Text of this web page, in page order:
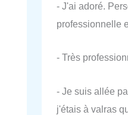
- J'ai adoré.
professionnelle
- Très
- Je suis allée
j'étais à valras